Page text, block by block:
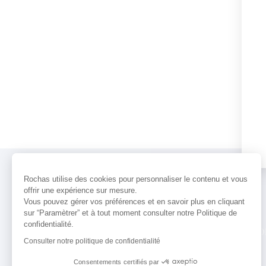
Rochas utilise des cookies pour personnaliser le contenu et vous
offrir une expérience sur mesure.
Vous pouvez gérer vos préférences et en savoir plus en cliquant
sur “Paramètrer” et à tout moment consulter notre Politique de
confidentialité.
Consulter notre politique de confidentialité
Consentements certifiés par